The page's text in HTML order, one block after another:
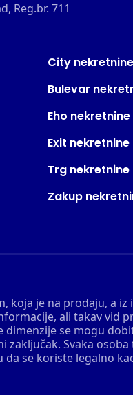
koja je na prodaju, a
ali takav vid
dimenzije se mogu
zaključak. Svaka
se koriste legalno
Reg.br. 711
City nekretnine
Bulevar
Eho nekretnine
Exit nekretnine
Trg nekretnine
Zakup